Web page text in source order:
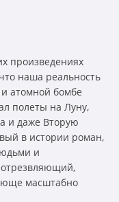
произведениях
наша реальность
атомной бомбе
полеты на Луну,
и даже Вторую
в истории роман,
и
масштабно